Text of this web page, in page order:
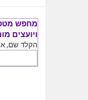
מחפש
ויועצים
הקלד שם,